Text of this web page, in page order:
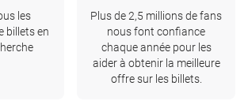
les
billets en
Plus de 2,5 millions de fans
nous font confiance
chaque année pour les
aider à obtenir la meilleure
offre sur les billets.